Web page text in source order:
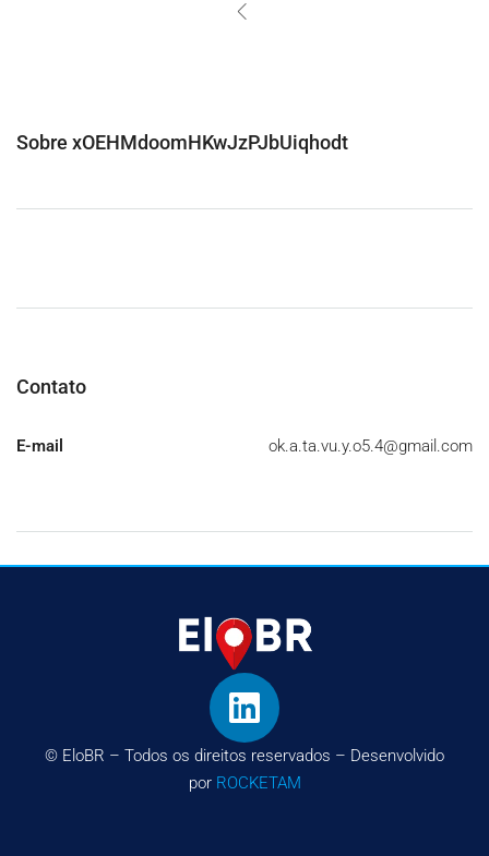
Sobre xOEHMdoomHKwJzPJbUiqhodt
Contato
E-mail ok.a.ta.vu.y.o5.4@gmail.com
© EloBR – Todos os direitos reservados – Desenvolvido
por ROCKETAM